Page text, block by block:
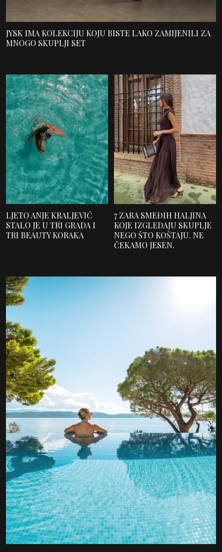
JYSK IMA KOLEKCIJU KOJU BISTE LAKO ZAMIJENILI ZA
MNOGO SKUPLJI SET
LJETO ANJE KRALJEVIĆ
STALO JE U TRI GRADA I
TRI BEAUTY KORAKA
7 ZARA SMEĐIH HALJINA
KOJE IZGLEDAJU SKUPLJE
NEGO ŠTO KOŠTAJU. NE
ČEKAMO JESEN.